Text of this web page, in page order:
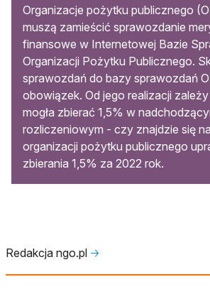
Organizacje pożytku publicznego
muszą zamieścić sprawozdanie
finansowe w Internetowej Bazie
Organizacji Pożytku Publicznego.
sprawozdań do bazy sprawozdań
obowiązek. Od jego realizacji
mogła zbierać 1,5% w
rozliczeniowym - czy znajdzie się
organizacji pożytku publicznego
zbierania 1,5% za 2022 rok.
Redakcja ngo.pl 🡢